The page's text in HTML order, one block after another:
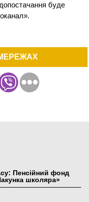
буде
Пенсійний фонд
школяра»